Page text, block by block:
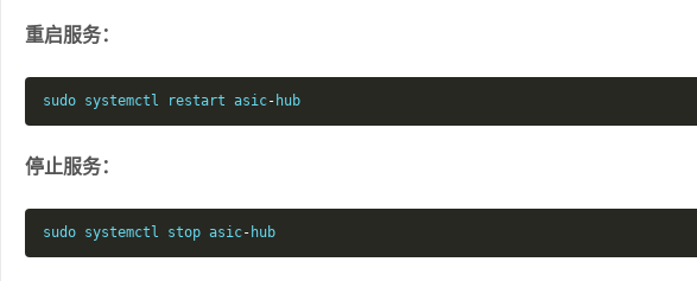
重启服务：
sudo systemctl restart asic- hub
停止服务：
sudo systemctl stop asic- hub